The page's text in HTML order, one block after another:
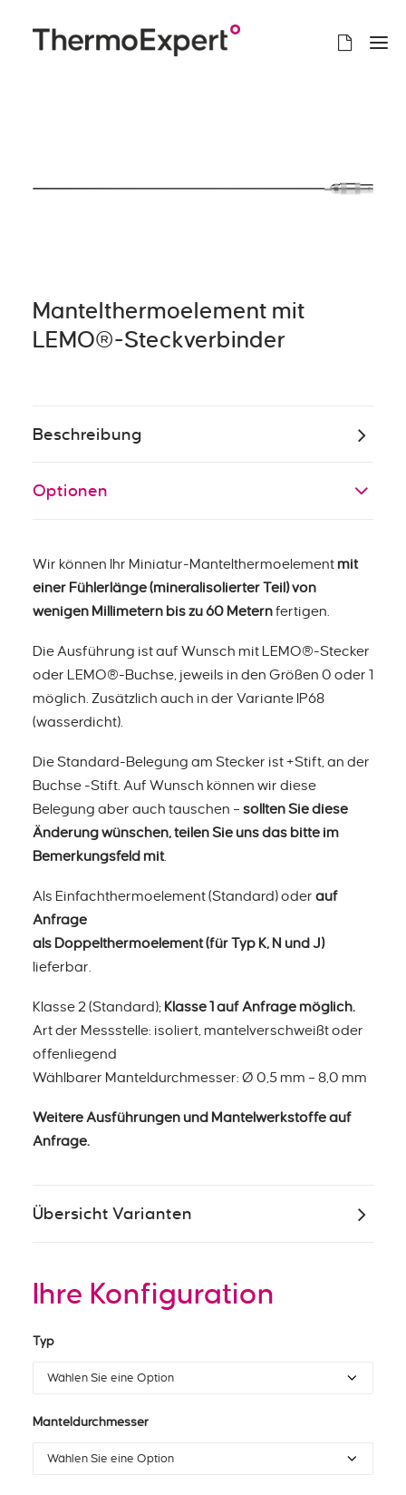
Mantelthermoelement mit
LEMO®-Steckverbinder
Beschreibung
Optionen
Wir können Ihr Miniatur-Mantelthermoelement mit
einer Fühlerlänge (mineralisolierter Teil) von
wenigen Millimetern bis zu 60 Meternfertigen.
Die Ausführung ist auf Wunsch mit LEMO®-Stecker
oder LEMO®-Buchse, jeweils in den Größen 0 oder 1
möglich. Zusätzlich auch in der Variante IP68
(wasserdicht).
Die Standard-Belegung am Stecker ist +Stift, an der
Buchse -Stift. Auf Wunsch können wir diese
Belegung aber auch tauschen – sollten Sie diese
Änderung wünschen, teilen Sie uns das bitte im
Bemerkungsfeld mit.
Als Einfachthermoelement (Standard) oder auf
Anfrage
als Doppelthermoelement (für Typ K, N und J)
lieferbar.
Klasse 2 (Standard); Klasse 1 auf Anfrage möglich.
Art der Messstelle: isoliert, mantelverschweißt oder
offenliegend
Wählbarer Manteldurchmesser: Ø 0,5 mm – 8,0 mm
Weitere Ausführungen und Mantelwerkstoffe auf
Anfrage.
Übersicht Varianten
Ihre Konfiguration
Typ
Manteldurchmesser